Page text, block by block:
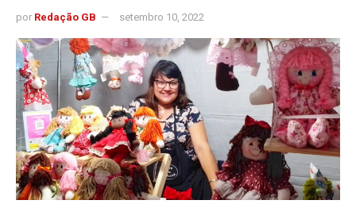
por Redação GB setembro 10, 2022